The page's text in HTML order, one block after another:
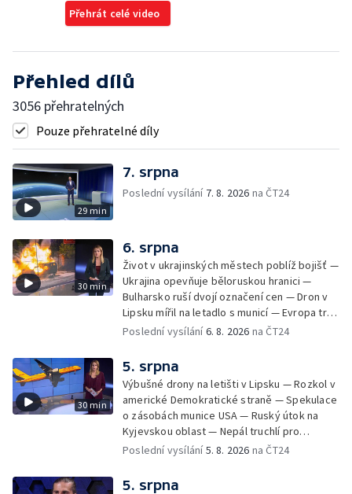
Přehrát celé video
Přehled dílů
3056 přehratelných
Pouze přehratelné díly
29 min
7. srpna
Poslední vysílání 7. 8. 2026 na ČT24
30 min
6. srpna
Život v ukrajinských městech poblíž bojišť —
Ukrajina opevňuje běloruskou hranici —
Bulharsko ruší dvojí označení cen — Dron v
Lipsku mířil na letadlo s municí — Evropa trpí
nedostatkem srážek — Nové záběry erupcí
Poslední vysílání6. 8. 2026 na ČT24
30 min
5. srpna
Výbušné drony na letišti v Lipsku — Rozkol v
americké Demokratické straně — Spekulace
o zásobách munice USA — Ruský útok na
Kyjevskou oblast — Nepál truchlí pro
horolezce — Ruský útok na Kyjevskou oblast
Poslední vysílání5. 8. 2026 na ČT24
5. srpna